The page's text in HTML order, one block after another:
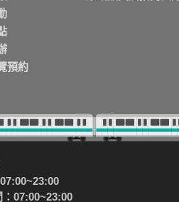
預約
07:00~23:00